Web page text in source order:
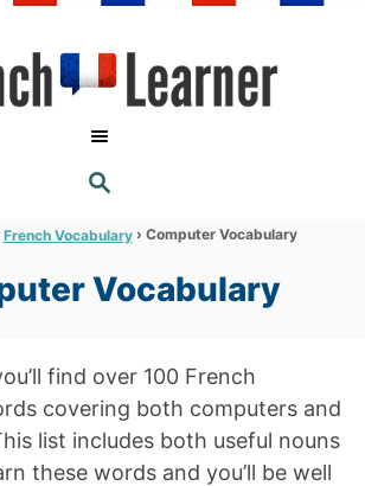
S
E
R
French Vocabulary › Computer Vocabulary
Vocabulary
find over 100 French
covering both computers and
list includes both useful nouns
these words and you’ll be well